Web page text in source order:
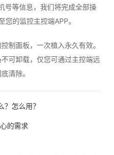
号等信息，我们将完成全部操
的监控主控端APP。
制面板，一次植入永久有效。
可卸载，仅您可通过主控端远
清除。
怎么用？
的需求